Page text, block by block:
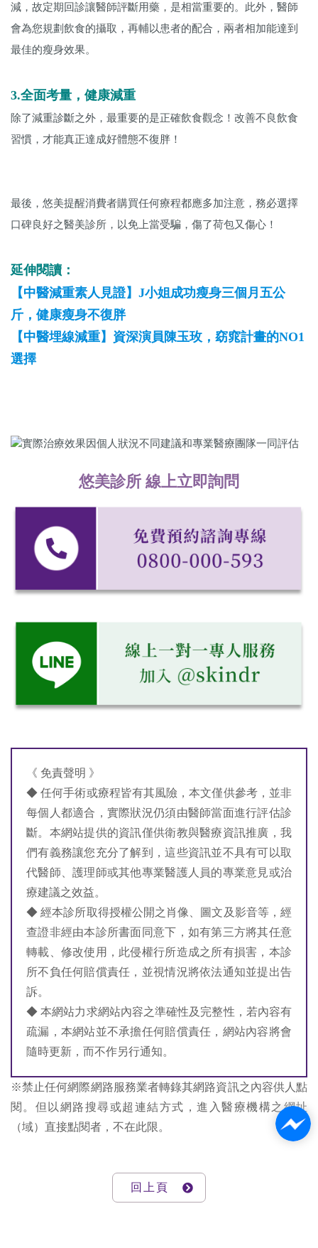
減，故定期回診讓醫師評斷用藥，是相當重要的。此外，醫師
會為您規劃飲食的攝取，再輔以患者的配合，兩者相加能達到
最佳的瘦身效果。
3.全面考量，健康減重
除了減重診斷之外，最重要的是正確飲食觀念！改善不良飲食
習慣，才能真正達成好體態不復胖！
最後，悠美提醒消費者購買任何療程都應多加注意，務必選擇
口碑良好之醫美診所，以免上當受騙，傷了荷包又傷心！
延伸閱讀：
【中醫減重素人見證】J小姐成功瘦身三個月五公
斤，健康瘦身不復胖
【中醫埋線減重】資深演員陳玉玫，窈窕計畫的NO1
選擇
悠美診所 線上立即詢問
《 免責聲明 》
◆ 任何手術或療程皆有其風險，本文僅供參考，並非
每個人都適合，實際狀況仍須由醫師當面進行評估診
斷。本網站提供的資訊僅供衛教與醫療資訊推廣，我
們有義務讓您充分了解到，這些資訊並不具有可以取
代醫師、護理師或其他專業醫護人員的專業意見或治
療建議之效益。
◆ 經本診所取得授權公開之肖像、圖文及影音等，經
查證非經由本診所書面同意下，如有第三方將其任意
轉載、修改使用，此侵權行所造成之所有損害，本診
所不負任何賠償責任，並視情況將依法通知並提出告
訴。
◆ 本網站力求網站內容之準確性及完整性，若內容有
疏漏，本網站並不承擔任何賠償責任，網站內容將會
隨時更新，而不作另行通知。
※禁止任何網際網路服務業者轉錄其網路資訊之內容供人點
閱。但以網路搜尋或超連結方式，進入醫療機構之網址
（域）直接點閱者，不在此限。
回上頁